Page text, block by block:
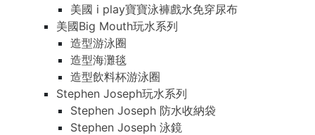
美國 i play寶寶泳褲戲水免穿尿布
美國Big Mouth玩水系列
造型游泳圈
造型海灘毯
造型飲料杯游泳圈
Stephen Joseph玩水系列
Stephen Joseph 防水收納袋
Stephen Joseph 泳鏡